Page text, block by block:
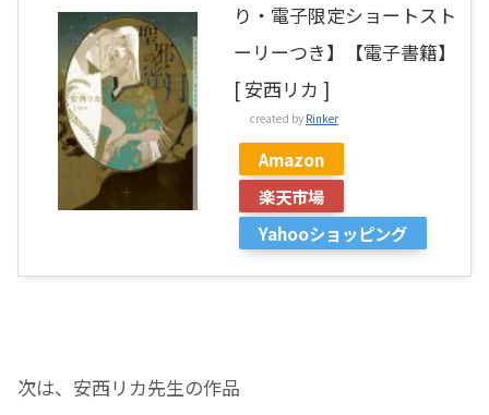
り・電子限定ショートスト
ーリーつき】【電子書籍】
[ 安西リカ ]
created by Rinker
Amazon
楽天市場
Yahooショッピング
次は、安西リカ先生の作品